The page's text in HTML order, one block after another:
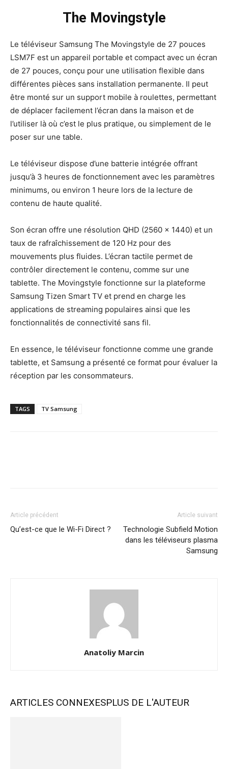
The Movingstyle
Le téléviseur Samsung The Movingstyle de 27 pouces
LSM7F est un appareil portable et compact avec un écran
de 27 pouces, conçu pour une utilisation flexible dans
différentes pièces sans installation permanente. Il peut
être monté sur un support mobile à roulettes, permettant
de déplacer facilement l’écran dans la maison et de
l’utiliser là où c’est le plus pratique, ou simplement de le
poser sur une table.
Le téléviseur dispose d’une batterie intégrée offrant
jusqu’à 3 heures de fonctionnement avec les paramètres
minimums, ou environ 1 heure lors de la lecture de
contenu de haute qualité.
Son écran offre une résolution QHD (2560 × 1440) et un
taux de rafraîchissement de 120 Hz pour des
mouvements plus fluides. L’écran tactile permet de
contrôler directement le contenu, comme sur une
tablette. The Movingstyle fonctionne sur la plateforme
Samsung Tizen Smart TV et prend en charge les
applications de streaming populaires ainsi que les
fonctionnalités de connectivité sans fil.
En essence, le téléviseur fonctionne comme une grande
tablette, et Samsung a présenté ce format pour évaluer la
réception par les consommateurs.
TAGS TV Samsung
Article précédent
Qu’est-ce que le Wi-Fi Direct ?
Article suivant
Technologie Subfield Motion
dans les téléviseurs plasma
Samsung
Anatoliy Marcin
ARTICLES CONNEXESPLUS DE L'AUTEUR